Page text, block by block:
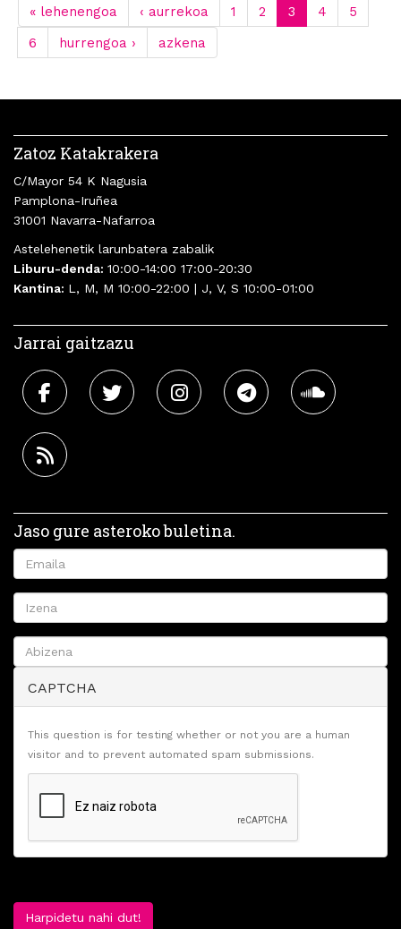
« lehenengoa ‹ aurrekoa 1 2 3 4
5
6
hurrengoa › azkena
Zatoz Katakrakera
C/Mayor 54 K Nagusia
Pamplona-Iruñea
31001 Navarra-Nafarroa
Astelehenetik larunbatera zabalik
Liburu-denda: 10:00-14:00 17:00-20:30
Kantina: L, M, M 10:00-22:00 | J, V, S 10:00-01:00
Jarrai gaitzazu
Jaso gure asteroko buletina.
CAPTCHA
This question is for testing whether or not you are a human
visitor and to prevent automated spam submissions.
Harpidetu nahi dut!